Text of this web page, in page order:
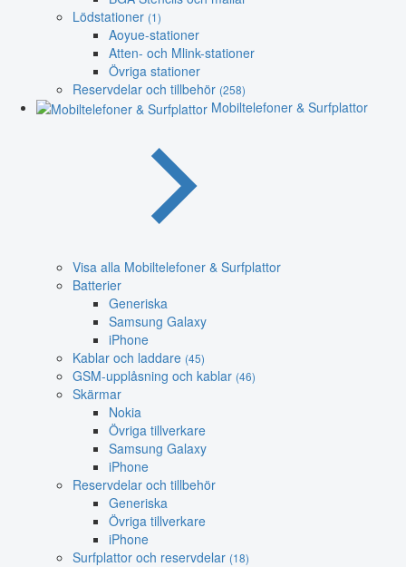
Lödstationer (1)
Aoyue-stationer
Atten- och Mlink-stationer
Övriga stationer
Reservdelar och tillbehör (258)
Mobiltelefoner & Surfplattor
Visa alla Mobiltelefoner & Surfplattor
Batterier
Generiska
Samsung Galaxy
iPhone
Kablar och laddare (45)
GSM-upplåsning och kablar (46)
Skärmar
Nokia
Övriga tillverkare
Samsung Galaxy
iPhone
Reservdelar och tillbehör
Generiska
Övriga tillverkare
iPhone
Surfplattor och reservdelar (18)